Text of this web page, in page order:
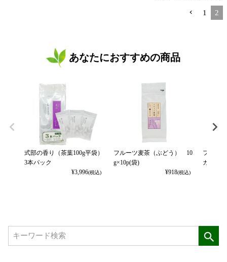
1 2
あなたにおすすめの商品
式部の香り（茶葉100g平袋）
3本パック
¥3,996(税込)
フルーツ麦茶（ぶどう） 10
g×10p(袋)
¥918(税込)
フルー
カット